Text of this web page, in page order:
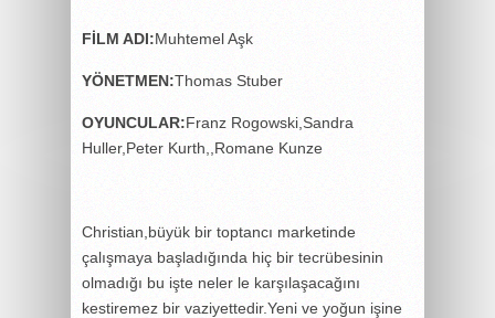
FİLM ADI:Muhtemel Aşk
YÖNETMEN:Thomas Stuber
OYUNCULAR:Franz Rogowski,Sandra
Huller,Peter Kurth,,Romane Kunze
Christian,büyük bir toptancı marketinde
çalışmaya başladığında hiç bir tecrübesinin
olmadığı bu işte neler le karşılaşacağını
kestiremez bir vaziyettedir.Yeni ve yoğun işine